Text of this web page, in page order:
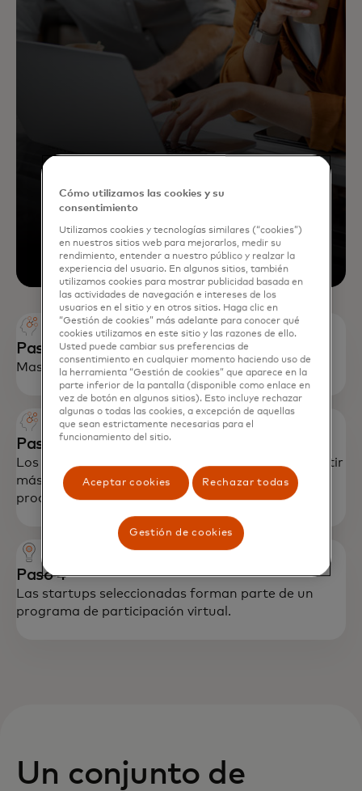
Paso 2
Mastercard evalúa tu solicitud.
Paso 3
Los posibles candidatos están invitados a compartir
más sobre sus soluciones con nuestros equipos de
productos relevantes.
Paso 4
Las startups seleccionadas forman parte de un
programa de participación virtual.
Un conjunto de
Cómo utilizamos las cookies y su
consentimiento
Utilizamos cookies y tecnologías similares (“cookies”)
en nuestros sitios web para mejorarlos, medir su
rendimiento, entender a nuestro público y realzar la
experiencia del usuario. En algunos sitios, también
utilizamos cookies para mostrar publicidad basada en
las actividades de navegación e intereses de los
usuarios en el sitio y en otros sitios. Haga clic en
“Gestión de cookies” más adelante para conocer qué
cookies utilizamos en este sitio y las razones de ello.
Usted puede cambiar sus preferencias de
consentimiento en cualquier momento haciendo uso de
la herramienta “Gestión de cookies” que aparece en la
parte inferior de la pantalla (disponible como enlace en
vez de botón en algunos sitios). Esto incluye rechazar
algunas o todas las cookies, a excepción de aquellas
que sean estrictamente necesarias para el
funcionamiento del sitio.
Aceptar cookies Rechazar todas
Gestión de cookies